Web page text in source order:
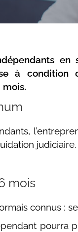
à condition
judiciaire.
mois
connus :
pourra